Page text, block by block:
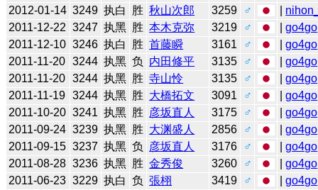
2012-01-14 3249 执白 胜 秋山次郎 3259 ♂
2011-12-22 3247 执黑 胜 本木克弥 3219 ♂ |go4go
2011-12-10 3246 执白 胜 首藤瞬 3161 ♂ |go4go
2011-11-20 3244 执黑 负 内田修平 3135 ♂ |go4go
2011-11-20 3244 执黑 胜 寺山怜 3135 ♂ |go4go
2011-11-19 3244 执黑 胜 大橋拓文 3091 ♂ |go4go
2011-10-20 3241 执黑 胜 彦坂直人 3175 ♂ |go4go
2011-09-24 3239 执黑 胜 大渊盛人 2856 ♂ |go4go
2011-09-15 3237 执黑 负 彦坂直人 3176 ♂ |go4go
2011-08-28 3236 执黑 胜 金秀俊 3260 ♂ |go4go
2011-06-23 3229 执白 负 張栩 3419 ♂ |go4go